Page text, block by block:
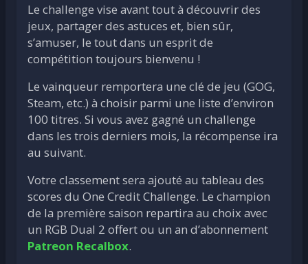
Le challenge vise avant tout à découvrir des
jeux, partager des astuces et, bien sûr,
s’amuser, le tout dans un esprit de
compétition toujours bienvenu !
Le vainqueur remportera une clé de jeu (GOG,
Steam, etc.) à choisir parmi une liste d’environ
100 titres. Si vous avez gagné un challenge
dans les trois derniers mois, la récompense ira
au suivant.
Votre classement sera ajouté au tableau des
scores du One Credit Challenge. Le champion
de la première saison repartira au choix avec
un RGB Dual 2 offert ou un an d’abonnement
Patreon Recalbox.